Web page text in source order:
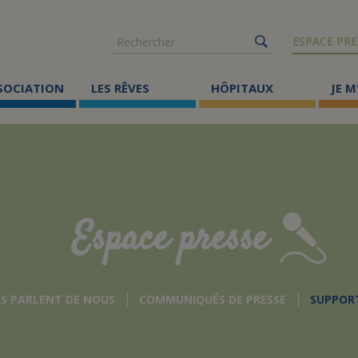
Rechercher
ESPACE
LES RÊVES HÔPITAUX JE
Espace presse
PARLENT DE NOUS COMMUNIQUÉS DE PRESSE